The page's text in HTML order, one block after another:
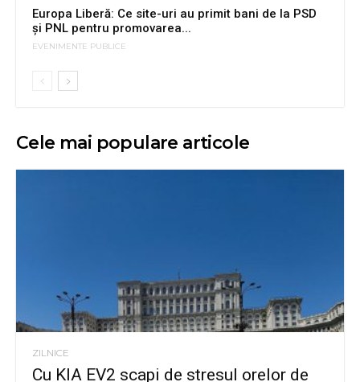
Europa Liberă: Ce site-uri au primit bani de la PSD
și PNL pentru promovarea...
EVENIMENTE PUBLICE
Cele mai populare articole
ZILNICE
Cu KIA EV2 scapi de stresul orelor de